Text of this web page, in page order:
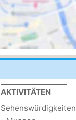
AKTIVITÄTEN
Sehenswürdigkeiten